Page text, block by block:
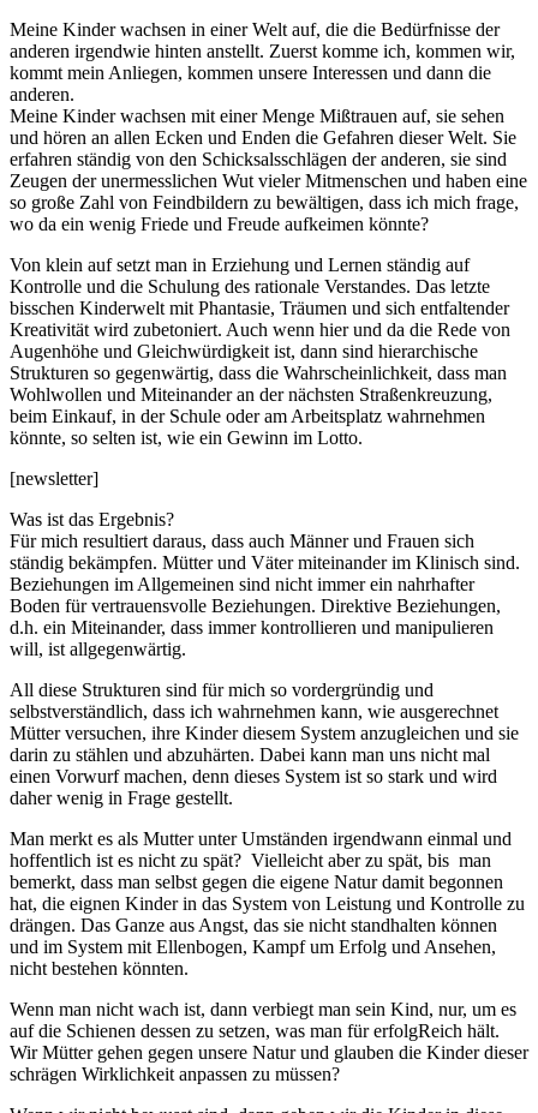
Meine Kinder wachsen in einer Welt auf, die die Bedürfnisse der
anderen irgendwie hinten anstellt. Zuerst komme ich, kommen wir,
kommt mein Anliegen, kommen unsere Interessen und dann die
anderen.
Meine Kinder wachsen mit einer Menge Mißtrauen auf, sie sehen
und hören an allen Ecken und Enden die Gefahren dieser Welt. Sie
erfahren ständig von den Schicksalsschlägen der anderen, sie sind
Zeugen der unermesslichen Wut vieler Mitmenschen und haben eine
so große Zahl von Feindbildern zu bewältigen, dass ich mich frage,
wo da ein wenig Friede und Freude aufkeimen könnte?
Von klein auf setzt man in Erziehung und Lernen ständig auf
Kontrolle und die Schulung des rationale Verstandes. Das letzte
bisschen Kinderwelt mit Phantasie, Träumen und sich entfaltender
Kreativität wird zubetoniert. Auch wenn hier und da die Rede von
Augenhöhe und Gleichwürdigkeit ist, dann sind hierarchische
Strukturen so gegenwärtig, dass die Wahrscheinlichkeit, dass man
Wohlwollen und Miteinander an der nächsten Straßenkreuzung,
beim Einkauf, in der Schule oder am Arbeitsplatz wahrnehmen
könnte, so selten ist, wie ein Gewinn im Lotto.
[newsletter]
Was ist das Ergebnis?
Für mich resultiert daraus, dass auch Männer und Frauen sich
ständig bekämpfen. Mütter und Väter miteinander im Klinisch sind.
Beziehungen im Allgemeinen sind nicht immer ein nahrhafter
Boden für vertrauensvolle Beziehungen. Direktive Beziehungen,
d.h. ein Miteinander, dass immer kontrollieren und manipulieren
will, ist allgegenwärtig.
All diese Strukturen sind für mich so vordergründig und
selbstverständlich, dass ich wahrnehmen kann, wie ausgerechnet
Mütter versuchen, ihre Kinder diesem System anzugleichen und sie
darin zu stählen und abzuhärten. Dabei kann man uns nicht mal
einen Vorwurf machen, denn dieses System ist so stark und wird
daher wenig in Frage gestellt.
Man merkt es als Mutter unter Umständen irgendwann einmal und
hoffentlich ist es nicht zu spät? Vielleicht aber zu spät, bis man
bemerkt, dass man selbst gegen die eigene Natur damit begonnen
hat, die eignen Kinder in das System von Leistung und Kontrolle zu
drängen. Das Ganze aus Angst, das sie nicht standhalten können
und im System mit Ellenbogen, Kampf um Erfolg und Ansehen,
nicht bestehen könnten.
Wenn man nicht wach ist, dann verbiegt man sein Kind, nur, um es
auf die Schienen dessen zu setzen, was man für erfolgReich hält.
Wir Mütter gehen gegen unsere Natur und glauben die Kinder dieser
schrägen Wirklichkeit anpassen zu müssen?